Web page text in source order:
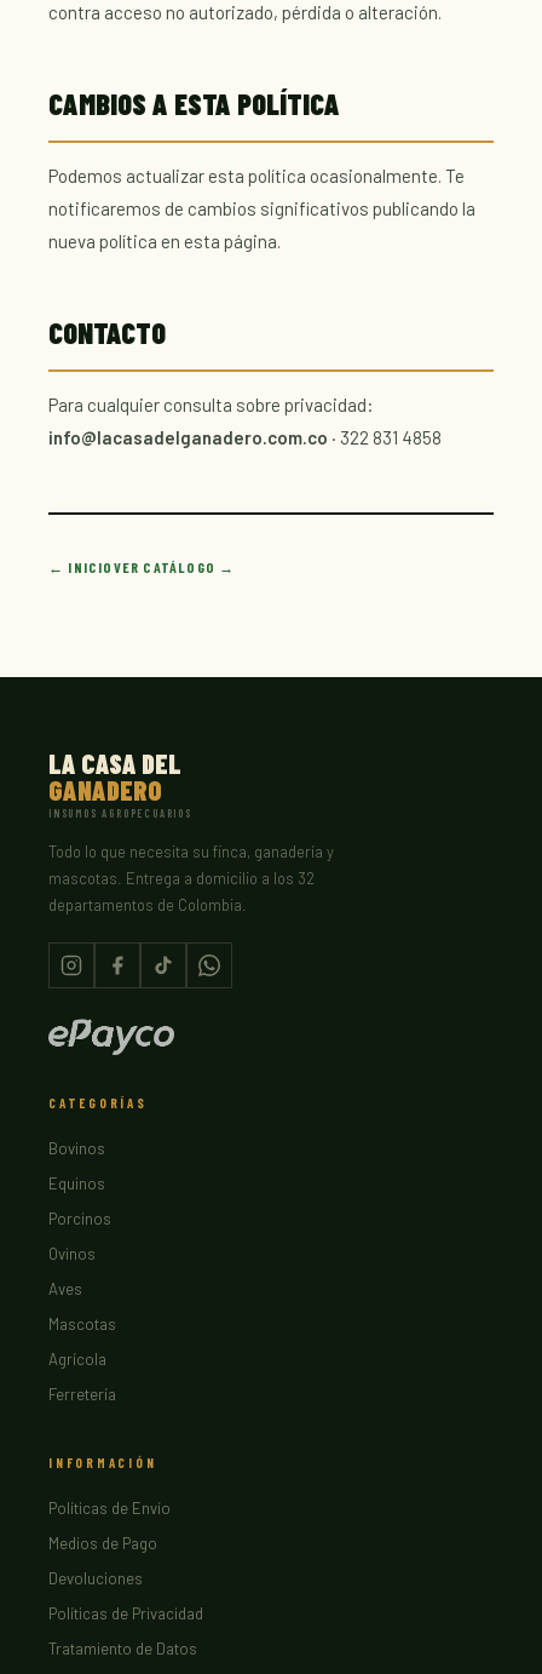
contra acceso no autorizado, pérdida o alteración.
CAMBIOS A ESTA POLÍTICA
Podemos actualizar esta política ocasionalmente. Te
notificaremos de cambios significativos publicando la
nueva política en esta página.
CONTACTO
Para cualquier consulta sobre privacidad:
info@lacasadelganadero.com.co · 322 831 4858
← INICIO VER CATÁLOGO →
LA CASA DEL
GANADERO
INSUMOS AGROPECUARIOS
Todo lo que necesita su finca, ganadería y
mascotas. Entrega a domicilio a los 32
departamentos de Colombia.
CATEGORÍAS
Bovinos
Equinos
Porcinos
Ovinos
Aves
Mascotas
Agrícola
Ferretería
INFORMACIÓN
Políticas de Envío
Medios de Pago
Devoluciones
Políticas de Privacidad
Tratamiento de Datos